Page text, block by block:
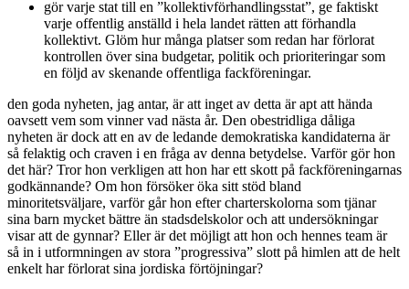
gör varje stat till en ”kollektivförhandlingsstat”, ge faktiskt
varje offentlig anställd i hela landet rätten att förhandla
kollektivt. Glöm hur många platser som redan har förlorat
kontrollen över sina budgetar, politik och prioriteringar som
en följd av skenande offentliga fackföreningar.
den goda nyheten, jag antar, är att inget av detta är apt att hända
oavsett vem som vinner vad nästa år. Den obestridliga dåliga
nyheten är dock att en av de ledande demokratiska kandidaterna är
så felaktig och craven i en fråga av denna betydelse. Varför gör hon
det här? Tror hon verkligen att hon har ett skott på fackföreningarnas
godkännande? Om hon försöker öka sitt stöd bland
minoritetsväljare, varför går hon efter charterskolorna som tjänar
sina barn mycket bättre än stadsdelskolor och att undersökningar
visar att de gynnar? Eller är det möjligt att hon och hennes team är
så in i utformningen av stora ”progressiva” slott på himlen att de helt
enkelt har förlorat sina jordiska förtöjningar?